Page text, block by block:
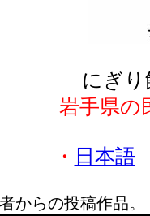
にぎ
岩手県の
・ 日本語
からの投稿作品